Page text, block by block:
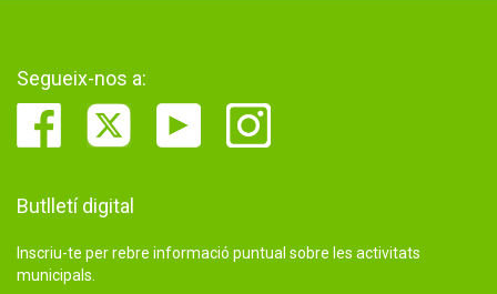
Segueix-nos a:
Butlletí digital
Inscriu-te per rebre informació puntual sobre les activitats
municipals.